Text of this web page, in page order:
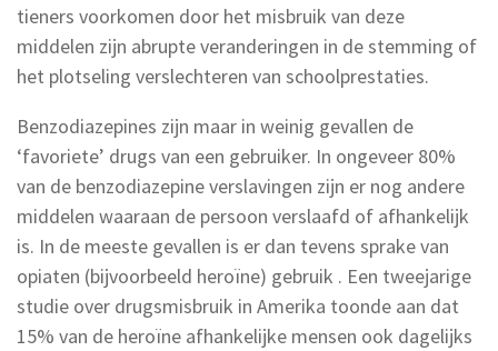
tieners voorkomen door het misbruik van deze
middelen zijn abrupte veranderingen in de stemming of
het plotseling verslechteren van schoolprestaties.
Benzodiazepines zijn maar in weinig gevallen de
‘favoriete’ drugs van een gebruiker. In ongeveer 80%
van de benzodiazepine verslavingen zijn er nog andere
middelen waaraan de persoon verslaafd of afhankelijk
is. In de meeste gevallen is er dan tevens sprake van
opiaten (bijvoorbeeld heroïne) gebruik . Een tweejarige
studie over drugsmisbruik in Amerika toonde aan dat
15% van de heroïne afhankelijke mensen ook dagelijks